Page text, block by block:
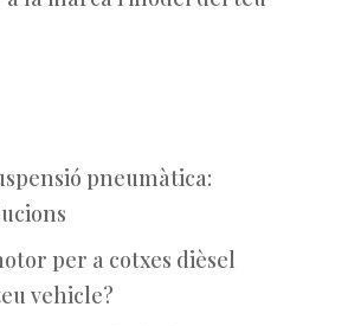
pneumàtica:
per a cotxes dièsel
vehicle?